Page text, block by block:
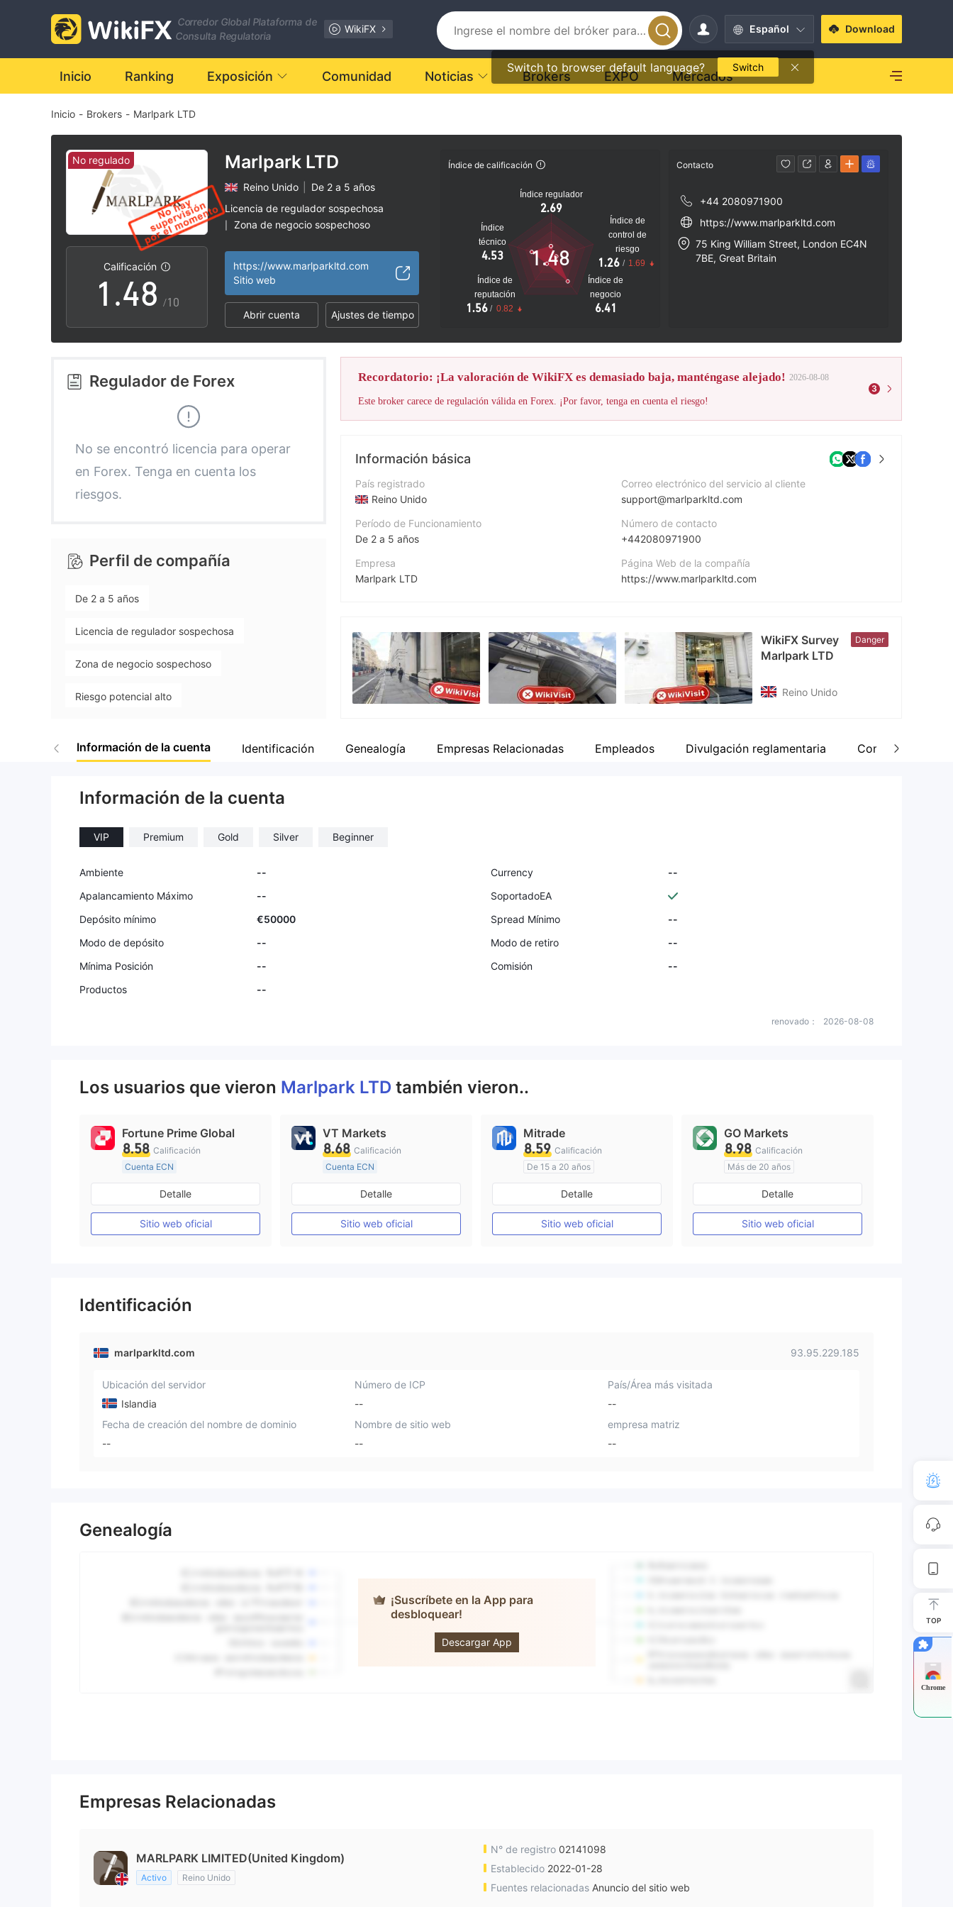
Corredor Global Plataforma de
Consulta Regulatoria
WikiFX Español
Switch to browser default language? Switch
Download
Inicio Ranking Exposición Comunidad Noticias Brokers EXPO Mercados
Inicio - Brokers - Marlpark LTD
No regulado
Calificación
0
1
2
3
5
6
9
.
0
1
2
3
4
5
6
8
2
3
4
6
7
8
9
/10
Marlpark LTD
Reino Unido
De 2 a 5 años
Licencia de regulador sospechosa
Zona de negocio sospechoso
https://www.marlparkltd.com
Sitio web
Abrir cuenta Ajustes de tiempo
Índice de calificación
Índice regulador
2.69
Índice
técnico
4.53
Índice de
reputación
1.56 / 0.82
Índice de
negocio
6.41
Índice de
control de
riesgo
1.26 / 1.69
1.48
Contacto
+44 2080971900
https://www.marlparkltd.com
75 King William Street, London EC4N
7BE, Great Britain
Regulador de Forex
No se encontró licencia para operar
en Forex. Tenga en cuenta los
riesgos.
Perfil de compañía
De 2 a 5 años
Licencia de regulador sospechosa
Zona de negocio sospechoso
Riesgo potencial alto
Recordatorio: ¡La valoración de WikiFX es demasiado baja, manténgase alejado! 2026-08-08
Este broker carece de regulación válida en Forex. ¡Por favor, tenga en cuenta el riesgo!
3
Información básica
País registrado
Reino Unido
Período de Funcionamiento
De 2 a 5 años
Empresa
Marlpark LTD
Empleado de la empresa
--
Correo electrónico del servicio al cliente
support@marlparkltd.com
Número de contacto
+442080971900
Página Web de la compañía
https://www.marlparkltd.com
WikiFX Survey
Marlpark LTD
Danger
Reino Unido
Información de la cuenta Identificación Genealogía Empresas Relacionadas Empleados Divulgación reglamentaria Comentar
Información de la cuenta
VIP Premium Gold Silver Beginner
Ambiente -- Currency
--
Apalancamiento Máximo
--
SoportadoEA
Depósito mínimo
€50000 Spread Mínimo
--
Modo de depósito
-- Modo de retiro
--
Mínima Posición
-- Comisión
--
Productos
--
renovado： 2026-08-08
Los usuarios que vieron Marlpark LTD también vieron..
Fortune Prime Global
8.58 Calificación
Cuenta ECN
De 15 a 20 años
Supervisión en Australia
Creación Mercado Forex (MM)
Licencia completa de MT4
Detalle
Sitio web oficial
VT Markets
8.68 Calificación
Cuenta ECN
De 10 a 15 años
Supervisión en Australia
Creación Mercado Forex (MM)
Licencia completa de MT4
Detalle
Sitio web oficial
Mitrade
8.59 Calificación
De 15 a 20 años
Supervisión en Australia
Auto-investigación
Detalle
Sitio web oficial
GO Markets
8.98 Calificación
Más de 20 años
Supervisión en Australia
cTrader
Detalle
Sitio web oficial
Identificación
marlparkltd.com 93.95.229.185
Ubicación del servidor
Islandia
Número de ICP
--
País/Área más visitada
--
Fecha de creación del nombre de dominio
--
Nombre de sitio web
--
empresa matriz
--
Genealogía
¡Suscríbete en la App para
desbloquear!
Descargar App
Marlpark LTD
Empresas Relacionadas
MARLPARK LIMITED(United Kingdom)
Activo Reino Unido
N° de registro 02141098
Establecido 2022-01-28
Fuentes relacionadas Anuncio del sitio web
TOP
Chrome